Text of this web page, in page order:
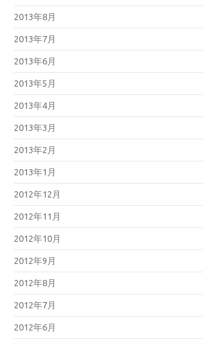
2013年8月
2013年7月
2013年6月
2013年5月
2013年4月
2013年3月
2013年2月
2013年1月
2012年12月
2012年11月
2012年10月
2012年9月
2012年8月
2012年7月
2012年6月